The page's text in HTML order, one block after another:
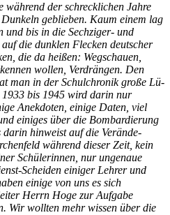
während der schrecklichen Jahre
geblieben. Kaum einem lag
und bis in die Sech­ziger- und
die dunklen Flecken deutscher
die da heißen: Wegschauen,
wollen, Verdrängen. Den
man in der Schul­chronik große Lü­
bis 1945 wird darin nur
Anek­doten, einige Daten, viel
einiges über die Bom­bar­die­rung
darin hinweist auf die Ver­än­de­
während dieser Zeit, kein
Schüle­rin­nen, nur ungenaue
Scheiden einiger Lehrer und
einige von uns es sich
Herrn Hoge zur Auf­gabe
Wir wollten mehr wissen über die